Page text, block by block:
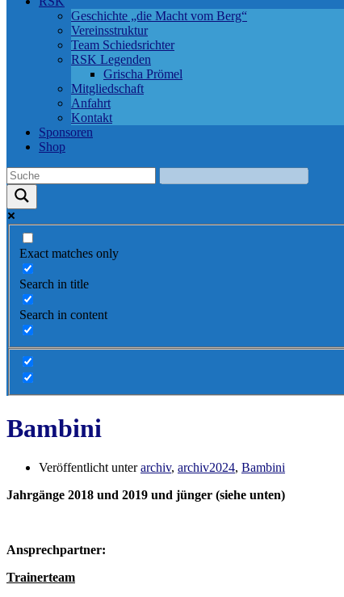
Geschichte „die Macht vom Berg“
Vereinsstruktur
Team Schiedsrichter
RSK Legenden
Grischa Prömel
Mitgliedschaft
Anfahrt
Kontakt
Sponsoren
Shop
Exact matches only
Search in title
Search in content
Bambini
Veröffentlicht unterarchiv, archiv2024, Bambini
Jahrgänge 2018 und 2019 und jünger (siehe unten)
Ansprechpartner:
Trainerteam